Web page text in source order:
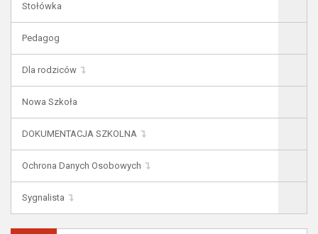
Stołówka
Pedagog
Dla rodziców
Nowa Szkoła
DOKUMENTACJA SZKOLNA
Ochrona Danych Osobowych
Sygnalista